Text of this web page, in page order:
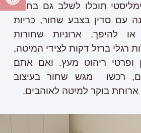
תוכלו לשלב גם בחללי
עם סדין בצבע שחור, כריות
או להיפך. ארוניות שחורות
רגלי ברזל דקות לצידי המיטה,
ופרטי ריהוט מעץ. ואם אתם
רכשו
מגש שחור בעיצוב
ארוחת בוקר למיטה לאוהבים.